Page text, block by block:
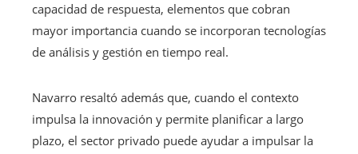
capacidad de respuesta, elementos que cobran
mayor importancia cuando se incorporan tecnologías
de análisis y gestión en tiempo real.
Navarro resaltó además que, cuando el contexto
impulsa la innovación y permite planificar a largo
plazo, el sector privado puede ayudar a impulsar la